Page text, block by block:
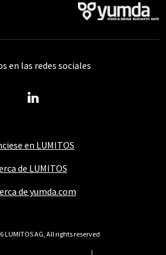
en LUMITOS
de LUMITOS
de yumda.com
en las redes sociales
LUMITOS AG, All rights reserved